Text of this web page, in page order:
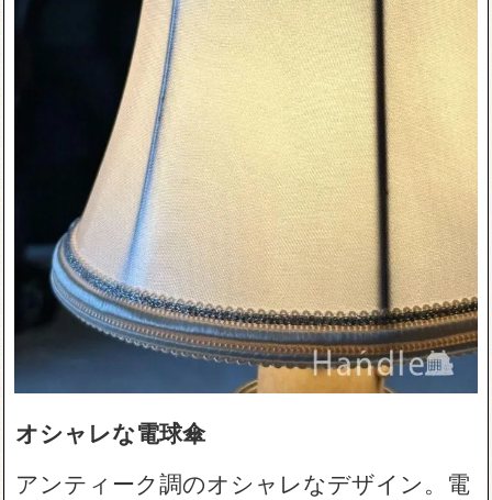
オシャレな電球傘
アンティーク調のオシャレなデザイン。電